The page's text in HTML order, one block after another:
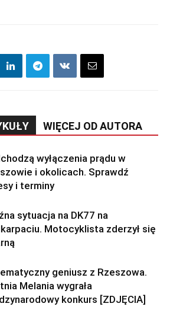
WIĘCEJ OD AUTORA
wyłączenia prądu w
i okolicach. Sprawdź
i terminy
sytuacja na DK77 na
Motocyklista zderzył się
geniusz z Rzeszowa.
Melania wygrała
konkurs [ZDJĘCIA]